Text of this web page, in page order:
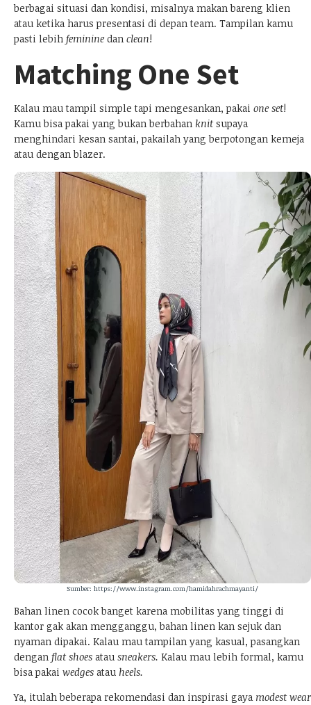
berbagai situasi dan kondisi, misalnya makan bareng klien
atau ketika harus presentasi di depan team. Tampilan kamu
pasti lebih femininedan clean!
Matching One Set
Kalau mau tampil simple tapi mengesankan, pakai one set!
Kamu bisa pakai yang bukan berbahan knitsupaya
menghindari kesan santai, pakailah yang berpotongan kemeja
atau dengan blazer.
Sumber: https://www.instagram.com/hamidahrachmayanti/
Bahan linen cocok banget karena mobilitas yang tinggi di
kantor gak akan mengganggu, bahan linen kan sejuk dan
nyaman dipakai. Kalau mau tampilan yang kasual, pasangkan
dengan flat shoes atau sneakers. Kalau mau lebih formal, kamu
bisa pakai wedges atau heels.
Ya, itulah beberapa rekomendasi dan inspirasi gaya modest wear